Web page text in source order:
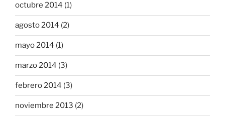
octubre 2014 (1)
agosto 2014 (2)
mayo 2014 (1)
marzo 2014 (3)
febrero 2014 (3)
noviembre 2013 (2)